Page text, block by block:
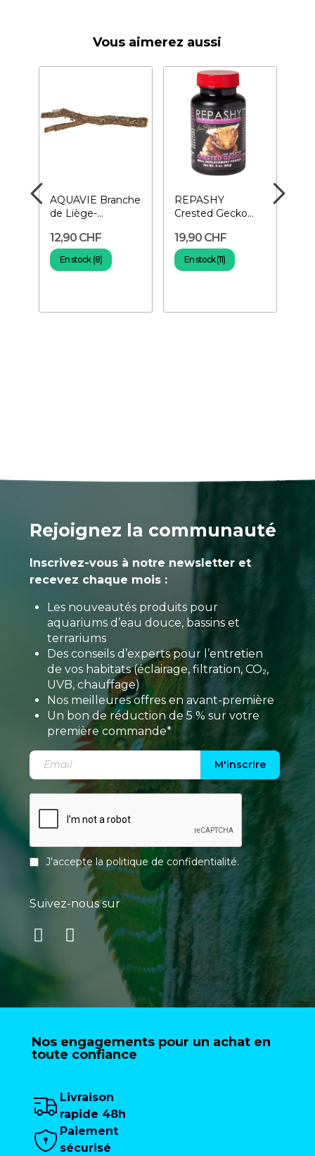
Vous aimerez aussi
AQUAVIE Branche
de Liège-
terrarium
12,90 CHF
En stock (8)
REPASHY
Crested Gecko
Nourriture pour
gecko à...
19,90 CHF
En stock (11)
Rejoignez la communauté
Inscrivez-vous à notre newsletter et
recevez chaque mois :
Les nouveautés produits pour
aquariums d’eau douce, bassins et
terrariums
Des conseils d’experts pour l’entretien
de vos habitats (éclairage, filtration, CO₂,
UVB, chauffage)
Nos meilleures offres en avant-première
Un bon de réduction de 5 % sur votre
première commande*
M'inscrire
J'accepte lapolitique de confidentialité.
Suivez-nous sur
Nos engagements pour un achat en
toute confiance
Livraison
rapide 48h
Paiement
sécurisé